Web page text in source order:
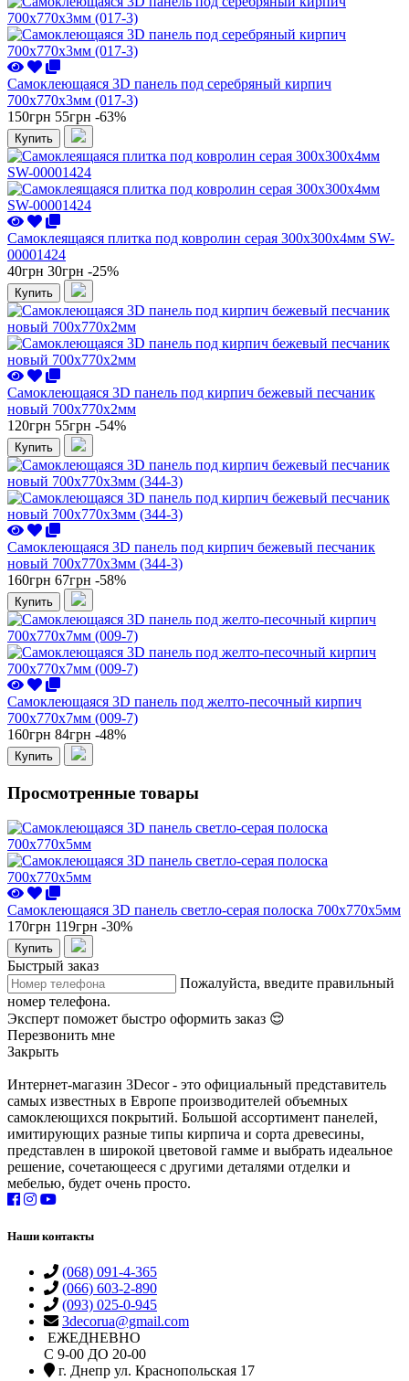
Самоклеющаяся 3D панель под серебряный кирпич
700x770x3мм (017-3)
150грн 55грн -63%
Купить
Самоклеящаяся плитка под ковролин серая 300х300х4мм SW-
00001424
40грн 30грн -25%
Купить
Самоклеющаяся 3D панель под кирпич бежевый песчаник
новый 700x770x2мм
120грн 55грн -54%
Купить
Самоклеющаяся 3D панель под кирпич бежевый песчаник
новый 700x770x3мм (344-3)
160грн 67грн -58%
Купить
Самоклеющаяся 3D панель под желто-песочный кирпич
700x770x7мм (009-7)
160грн 84грн -48%
Купить
Просмотренные товары
Самоклеющаяся 3D панель светло-серая полоска 700x770x5мм
170грн 119грн -30%
Купить
Быстрый заказ
Пожалуйста, введите правильный
номер телефона.
Эксперт поможет быстро оформить заказ 😌
Перезвонить мне
Закрыть
Интернет-магазин 3Decor - это официальный представитель
самых известных в Европе производителей объемных
самоклеющихся покрытий. Большой ассортимент панелей,
имитирующих разные типы кирпича и сорта древесины,
представлен в широкой цветовой гамме и выбрать идеальное
решение, сочетающееся с другими деталями отделки и
мебелью, будет очень просто.
Наши контакты
(068) 091-4-365
(066) 603-2-890
(093) 025-0-945
3decorua@gmail.com
ЕЖЕДНЕВНО
С 9-00 ДО 20-00
г. Днепр ул. Краснопольская 17